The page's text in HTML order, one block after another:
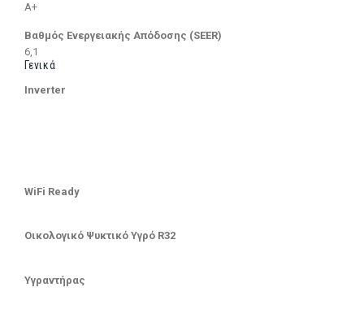
A+
Βαθμός Ενεργειακής Απόδοσης (SEER)
6,1
Γενικά
Inverter
WiFi Ready
Οικολογικό Ψυκτικό Υγρό R32
Υγραντήρας